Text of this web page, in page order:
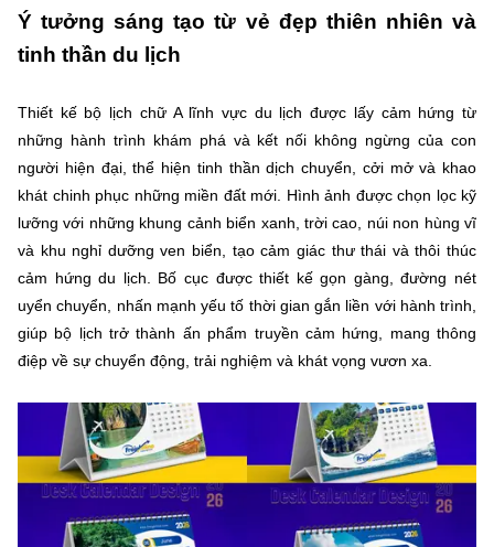
Ý tưởng sáng tạo từ vẻ đẹp thiên nhiên và
tinh thần du lịch
Thiết kế bộ lịch chữ A lĩnh vực du lịch được lấy cảm hứng từ
những hành trình khám phá và kết nối không ngừng của con
người hiện đại, thể hiện tinh thần dịch chuyển, cởi mở và khao
khát chinh phục những miền đất mới. Hình ảnh được chọn lọc kỹ
lưỡng với những khung cảnh biển xanh, trời cao, núi non hùng vĩ
và khu nghỉ dưỡng ven biển, tạo cảm giác thư thái và thôi thúc
cảm hứng du lịch. Bố cục được thiết kế gọn gàng, đường nét
uyển chuyển, nhấn mạnh yếu tố thời gian gắn liền với hành trình,
giúp bộ lịch trở thành ấn phẩm truyền cảm hứng, mang thông
điệp về sự chuyển động, trải nghiệm và khát vọng vươn xa.